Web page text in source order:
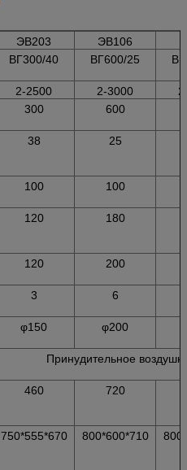
ЭВ203 ЭВ106
ВГ300/40 ВГ600/25
2-2500 2-3000
300 600
38 25
100 100
120 180
120 200
3 6
φ150 φ200
Принудительное
460 720
750*555*670 800*600*710